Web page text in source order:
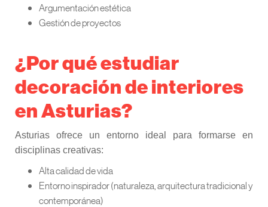
Argumentación estética
Gestión de proyectos
¿Por qué estudiar
decoración de interiores
en Asturias?
Asturias ofrece un entorno ideal para formarse en
disciplinas creativas:
Alta calidad de vida
Entorno inspirador (naturaleza, arquitectura tradicional y
contemporánea)